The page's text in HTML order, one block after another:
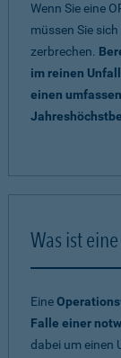
Wenn Sie eine
müssen Sie
zerbrechen.
im reinen
einen
Was ist
Eine
Falle einer
dabei um einen